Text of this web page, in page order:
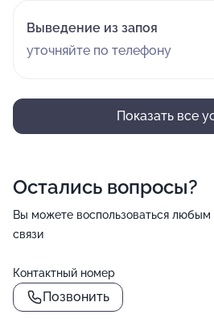
Выведение из запоя
уточняйте по телефону
Показать все
Остались вопросы?
Вы можете воспользоваться любым
связи
Контактный номер
Позвонить